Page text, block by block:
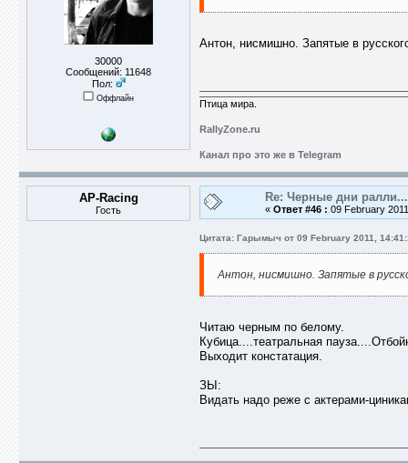
30000
Сообщений: 11648
Пол:
Оффлайн
Антон, нисмишно. Запятые в
Птица мира.
RallyZone.ru
Канал про это же в Telegram
AP-Racing
Гость
Re: Черные дни ралли...
« Ответ #46 : 09 February
Цитата: Гарымыч от 09 February 2011,
Антон, нисмишно. Запятые в
Читаю черным по белому.
Кубица....театральная
Выходит констатация.
ЗЫ:
Видать надо реже с актерами-